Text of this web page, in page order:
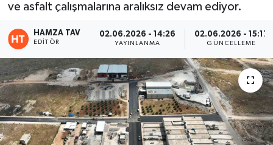
ve asfalt çalışmalarına aralıksız devam ediyor.
HAMZA TAV
EDITÖR
02.06.2026 - 14:26
YAYINLANMA
02.06.2026 - 15:17
GÜNCELLEME
Eğitim
Teknoloji
Asayiş
Resmi İlan